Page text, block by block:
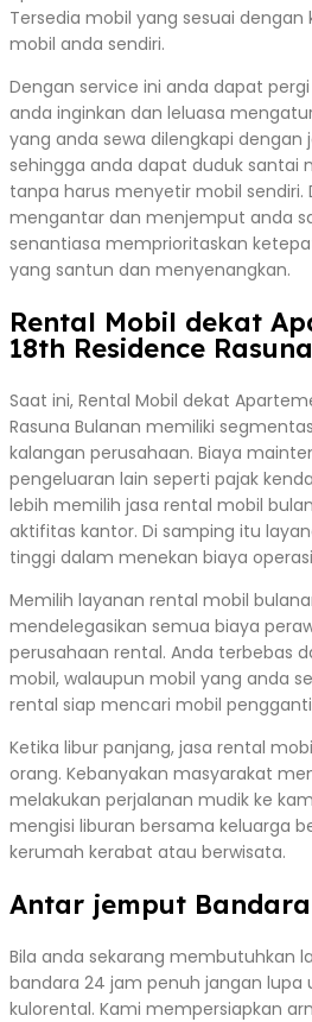
Tersedia mobil yang sesuai
mobil anda sendiri.
Dengan service ini anda dapat
anda inginkan dan leluasa
yang anda sewa dilengkapi dengan
sehingga anda dapat duduk santai
tanpa harus menyetir mobil sendiri.
mengantar dan menjemput anda
senantiasa memprioritaskan
yang santun dan menyenangkan.
Rental Mobil dekat
18th Residence
Saat ini, Rental Mobil dekat
Rasuna Bulanan memiliki
kalangan perusahaan. Biaya
pengeluaran lain seperti pajak
lebih memilih jasa rental mobil
aktifitas kantor. Di samping itu
tinggi dalam menekan biaya
Memilih layanan rental mobil
mendelegasikan semua biaya
perusahaan rental. Anda terbebas
mobil, walaupun mobil yang anda
rental siap mencari mobil
Ketika libur panjang, jasa rental
orang. Kebanyakan masyarakat
melakukan perjalanan mudik ke
mengisi liburan bersama keluarga
kerumah kerabat atau berwisata.
Antar jemput
Bila anda sekarang membutuhkan
bandara 24 jam penuh jangan lupa
kulorental. Kami mempersiapkan